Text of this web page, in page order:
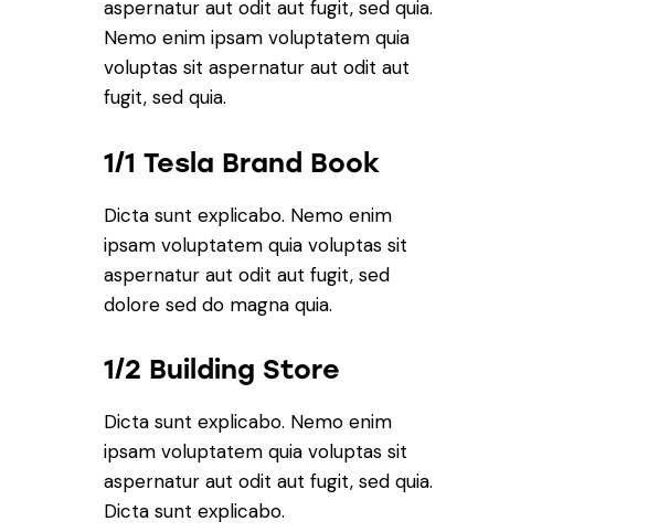
aspernatur aut odit aut fugit, sed quia.
Nemo enim ipsam voluptatem quia
voluptas sit aspernatur aut odit aut
fugit, sed quia.
1/1 Tesla Brand Book
Dicta sunt explicabo. Nemo enim
ipsam voluptatem quia voluptas sit
aspernatur aut odit aut fugit, sed
dolore sed do magna quia.
1/2 Building Store
Dicta sunt explicabo. Nemo enim
ipsam voluptatem quia voluptas sit
aspernatur aut odit aut fugit, sed quia.
Dicta sunt explicabo.